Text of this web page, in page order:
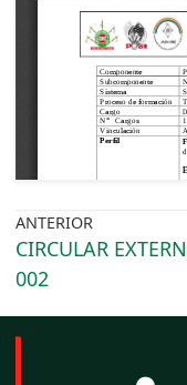
ANTERIOR
CIRCULAR
002